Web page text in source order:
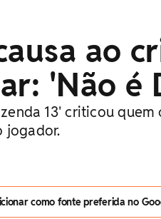
ao
'Não é
13' criticou
jogador.
como fonte preferida no